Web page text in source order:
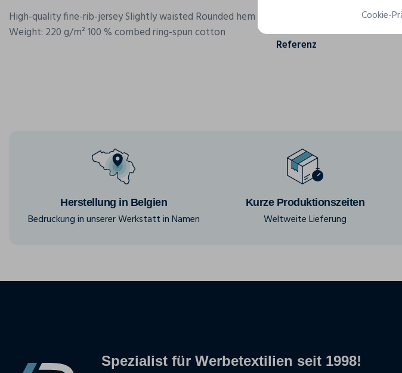
High-quality fine-rib-jersey Slightly waisted Rounded hem
Weight: 220 g/m² 100 % combed ring-spun cotton
Referenz
Herstellung in Belgien
Bedruckung in unserer Werkstatt in Namen
Kurze Produktionszeiten
Weltweite Lieferung
Spezialist für Werbetextilien seit 1998!
Cookie-